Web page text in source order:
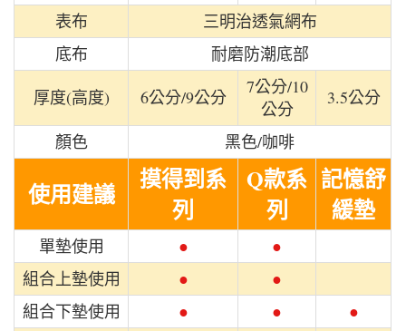
表布
三明治透氣網布
底布
耐磨防潮底部
厚度(高度)
6公分/9公分
7公分/10
公分
3.5公分
顏色 黑色/咖啡
使用建議
摸得到系
列
Q款系
列
記憶舒
緩墊
單墊使用 ●
●
組合上墊使用
●
●
組合下墊使用
● ●
●